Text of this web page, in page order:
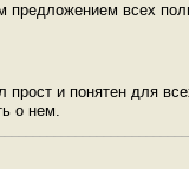
всех
и понятен для
о нем.